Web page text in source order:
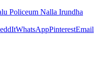
Policeum Nalla Irundha
WhatsAppPinterestEmail